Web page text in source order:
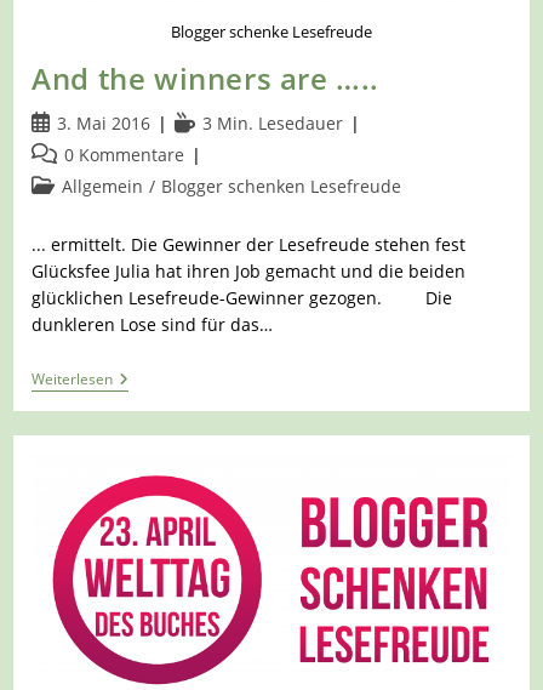
Blogger schenke Lesefreude
And the winners are …..
Beitrag
veröffentlicht:
3. Mai 2016 Lesedauer:
3 Min. Lesedauer
Beitrags-
Kommentare:
0 Kommentare
Beitrags-
Allgemein / Blogger schenken Lesefreude
... ermittelt. Die Gewinner der Lesefreude stehen fest
Glücksfee Julia hat ihren Job gemacht und die beiden
glücklichen Lesefreude-Gewinner gezogen. Die
dunkleren Lose sind für das…
WeiterlesenAnd
The
Winners
Are